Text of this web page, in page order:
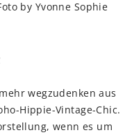
by Yvonne Sophie
wegzudenken aus
Hippie-Vintage-Chic.
wenn es um